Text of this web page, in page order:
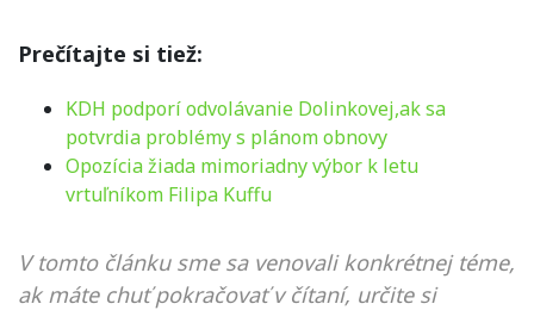
Prečítajte si tiež:
KDH podporí odvolávanie Dolinkovej,ak sa
potvrdia problémy s plánom obnovy
Opozícia žiada mimoriadny výbor k letu
vrtuľníkom Filipa Kuffu
V tomto článku sme sa venovali konkrétnej téme,
ak máte chuť pokračovať v čítaní, určite si